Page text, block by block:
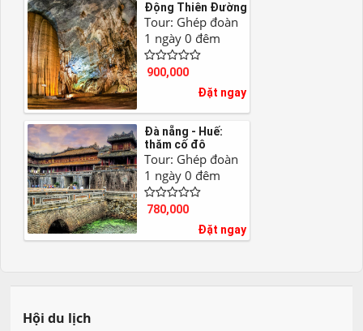
Động Thiên Đường
Tour: Ghép đoàn
1 ngày 0 đêm
900,000
Đặt ngay
Đà nẵng - Huế:
thăm cố đô
Tour: Ghép đoàn
1 ngày 0 đêm
780,000
Đặt ngay
Hội du lịch